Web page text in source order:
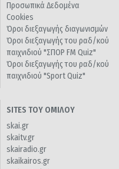
Προσωπικά Δεδομένα
Cookies
Όροι διεξαγωγής διαγωνισμών
Όροι διεξαγωγής του ραδ/κού
παιχνιδιού "ΣΠΟΡ FM Quiz"
Όροι διεξαγωγής του ραδ/κού
παιχνιδιού "Sport Quiz"
SITES ΤΟΥ ΟΜΙΛΟΥ
skai.gr
skaitv.gr
skairadio.gr
skaikairos.gr